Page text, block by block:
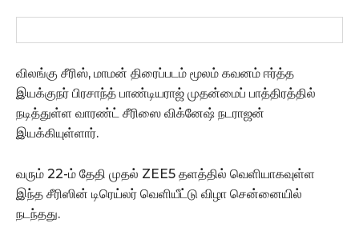
விலங்கு சீரிஸ், மாமன் திரைப்படம் மூலம் கவனம் ஈர்த்த
இயக்குநர் பிரசாந்த் பாண்டியராஜ் முதன்மைப் பாத்திரத்தில்
நடித்துள்ள வாரண்ட் சீரிஸை விக்னேஷ் நடராஜன்
இயக்கியுள்ளார்.
வரும் 22-ம் தேதி முதல் ZEE5 தளத்தில் வெளியாகவுள்ள
இந்த சீரிஸின் டிரெய்லர் வெளியீட்டு விழா சென்னையில்
நடந்தது.